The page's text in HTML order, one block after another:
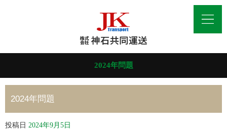
2024年問題
2024年問題
投稿日 2024年9月5日